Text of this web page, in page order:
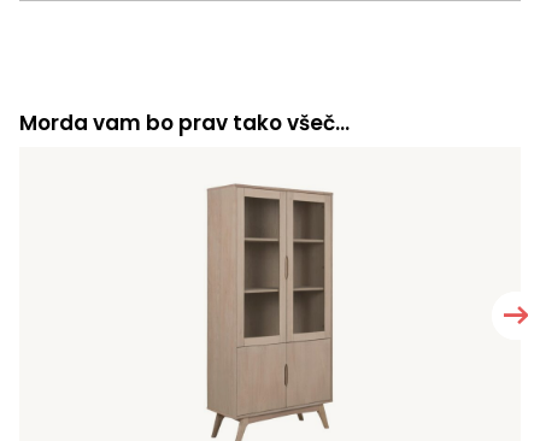
Morda vam bo prav tako všeč…